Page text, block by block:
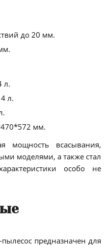
до 20 мм.
л.
л.
мм.
мощность всасывания,
моделями, а также стал
особо не
предназначен для